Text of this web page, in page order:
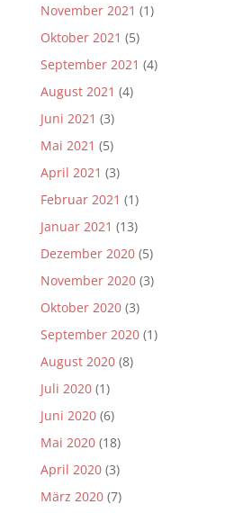
November 2021 (1)
Oktober 2021 (5)
September 2021 (4)
August 2021 (4)
Juni 2021 (3)
Mai 2021 (5)
April 2021 (3)
Februar 2021 (1)
Januar 2021 (13)
Dezember 2020(5)
November 2020(3)
Oktober 2020(3)
September 2020(1)
August 2020(8)
Juli 2020(1)
Juni 2020(6)
Mai 2020(18)
April 2020(3)
März 2020(7)